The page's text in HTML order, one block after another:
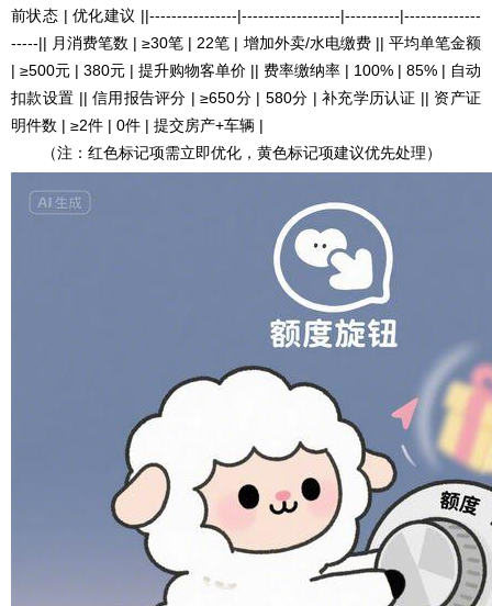
前状态 | 优化建议 ||----------------|------------------|----------|--------------
-----|| 月消费笔数 | ≥30笔 | 22笔 | 增加外卖/水电缴费 || 平均单笔金额
| ≥500元 | 380元 | 提升购物客单价 || 费率缴纳率 | 100% | 85% | 自动
扣款设置 || 信用报告评分 | ≥650分 | 580分 | 补充学历认证 || 资产证
明件数 | ≥2件 | 0件 | 提交房产+车辆 |
（注：红色标记项需立即优化，黄色标记项建议优先处理）